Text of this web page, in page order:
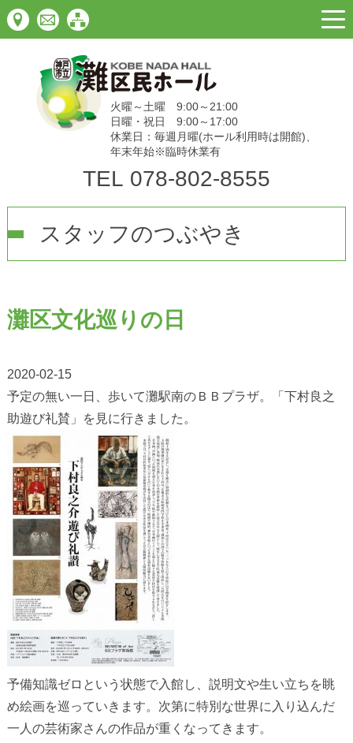
火曜～土曜 9:00～21:00
日曜・祝日 9:00～17:00
休業日：毎週月曜(ホール利用時は開館)、
年末年始※臨時休業有
TEL 078-802-8555
スタッフのつぶやき
灘区文化巡りの日
2020-02-15
予定の無い一日、歩いて灘駅南のＢＢプラザ。「下村良之
助遊び礼賛」を見に行きました。
予備知識ゼロという状態で入館し、説明文や生い立ちを眺
め絵画を巡っていきます。次第に特別な世界に入り込んだ
一人の芸術家さんの作品が重くなってきます。